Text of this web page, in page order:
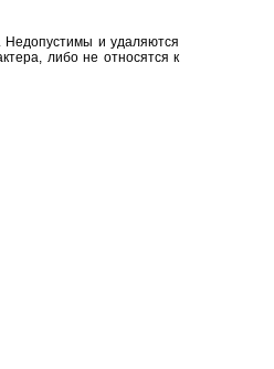
Недопустимы и удаляются
либо не относятся к